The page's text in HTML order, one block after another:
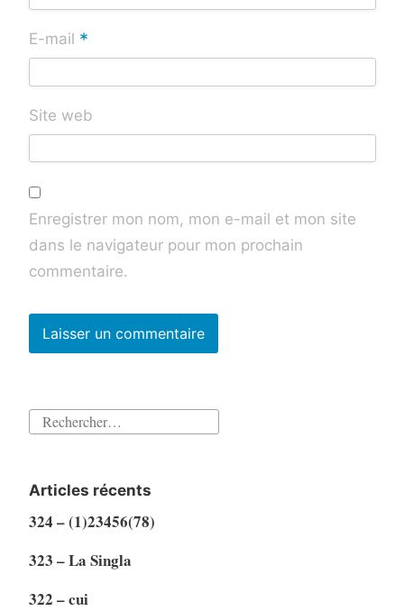
E-mail *
Site web
Enregistrer mon nom, mon e-mail et mon site
dans le navigateur pour mon prochain
commentaire.
Rechercher :
Articles récents
324 – (1)23456(78)
323 – La Singla
322 – cui